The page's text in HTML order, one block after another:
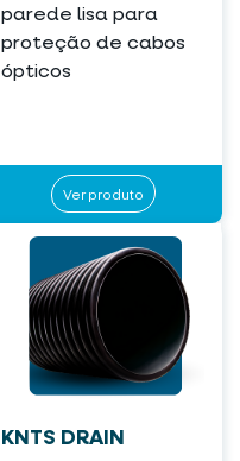
parede lisa para
proteção de cabos
ópticos
Ver produto
KNTS DRAIN